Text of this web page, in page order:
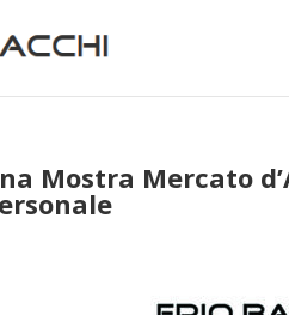
Mostra Mercato